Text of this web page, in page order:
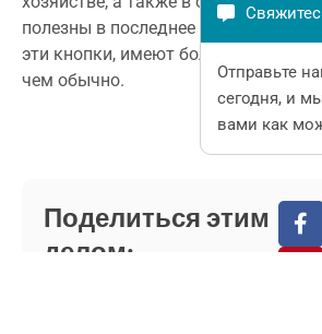
полезны в последнее время.
эти кнопки, имеют более
чем обычно.
Поделиться этим
делом:
Отправьте
сегодня, и
вами как